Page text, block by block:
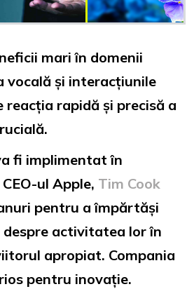
mari în domenii
vocală și interacțiunile
reacția rapidă și precisă a
fi implimentat în
ul Apple, Tim Cook
pentru a împărtăși
activitatea lor în
apropiat. Compania
pentru inovație.